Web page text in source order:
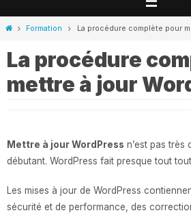
HomeFormation La procédure complète pour
La procédure
mettre à jour
Mettre à jour WordPress n’est pas très
débutant. WordPress fait presque tout
Les mises à jour de WordPress
sécurité et de performance, des